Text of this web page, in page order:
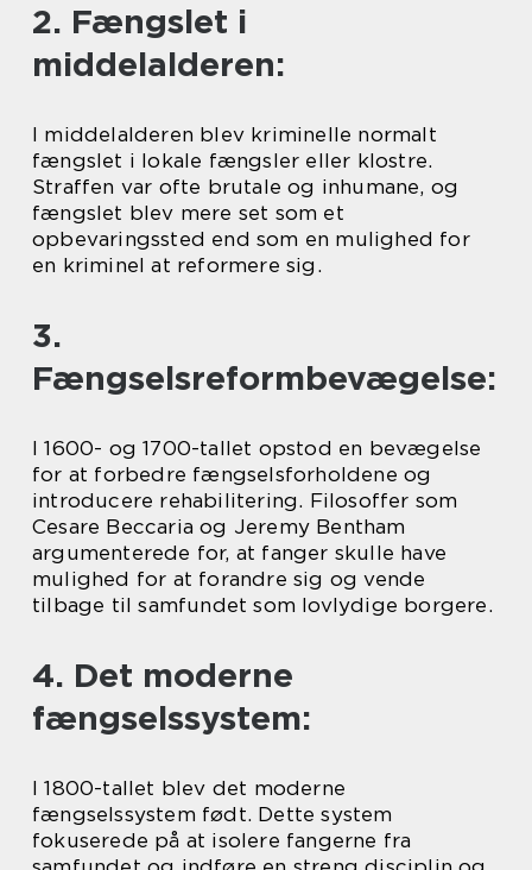
2. Fængslet i
middelalderen:
I middelalderen blev kriminelle normalt
fængslet i lokale fængsler eller klostre.
Straffen var ofte brutale og inhumane, og
fængslet blev mere set som et
opbevaringssted end som en mulighed for
en kriminel at reformere sig.
3.
Fængselsreformbevægelse:
I 1600- og 1700-tallet opstod en bevægelse
for at forbedre fængselsforholdene og
introducere rehabilitering. Filosoffer som
Cesare Beccaria og Jeremy Bentham
argumenterede for, at fanger skulle have
mulighed for at forandre sig og vende
tilbage til samfundet som lovlydige borgere.
4. Det moderne
fængselssystem:
I 1800-tallet blev det moderne
fængselssystem født. Dette system
fokuserede på at isolere fangerne fra